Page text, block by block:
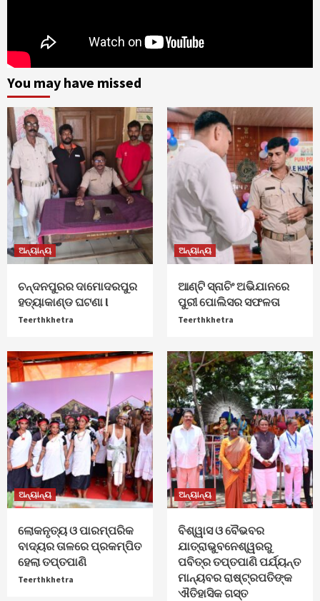
You may have missed
ଅନ୍ୟାନ୍ୟ
ଚନ୍ଦନପୁରର ଦାମୋଦରପୁର
ହତ୍ୟାକାଣ୍ଡ ଘଟଣା l
Teerthkhetra
ଅନ୍ୟାନ୍ୟ
ଆଣ୍ଟି ସ୍ନାଚିଂ ଅଭିଯାନରେ
ପୁରୀ ପୋଲିସର ସଫଳତା
Teerthkhetra
ଅନ୍ୟାନ୍ୟ
ଲୋକନୃତ୍ୟ ଓ ପାରମ୍ପରିକ
ବାଦ୍ୟର ତାଳରେ ପ୍ରକମ୍ପିତ
ହେଲା ତପ୍ତପାଣି
Teerthkhetra
ଅନ୍ୟାନ୍ୟ
ବିଶ୍ୱାସ ଓ ବୈଭବର
ଯାତ୍ରାଭୁବନେଶ୍ୱରରୁ
ପବିତ୍ର ତପ୍ତପାଣି ପର୍ଯ୍ୟନ୍ତ
ମାନ୍ୟବର ରାଷ୍ଟ୍ରପତିଙ୍କ
ଐତିହାସିକ ଗସ୍ତ